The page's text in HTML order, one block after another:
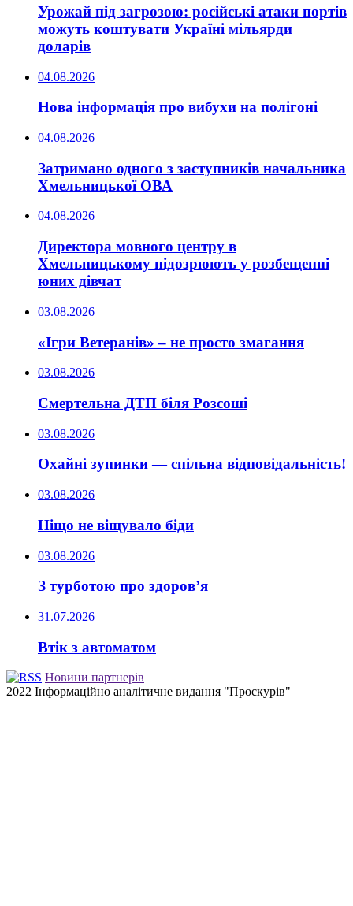
Урожай під загрозою: російські атаки портів
можуть коштувати Україні мільярди
доларів
04.08.2026
Нова інформація про вибухи на полігоні
04.08.2026
Затримано одного з заступників начальника
Хмельницької ОВА
04.08.2026
Директора мовного центру в
Хмельницькому підозрюють у розбещенні
юних дівчат
03.08.2026
«Ігри Ветеранів» – не просто змагання
03.08.2026
Смертельна ДТП біля Розсоші
03.08.2026
Охайні зупинки — спільна відповідальність!
03.08.2026
Ніщо не віщувало біди
03.08.2026
З турботою про здоров’я
31.07.2026
Втік з автоматом
Новини партнерів
2022 Інформаційно аналітичне видання "Проскурів"